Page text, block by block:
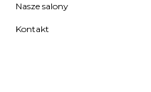
Nasze salony
Kontakt